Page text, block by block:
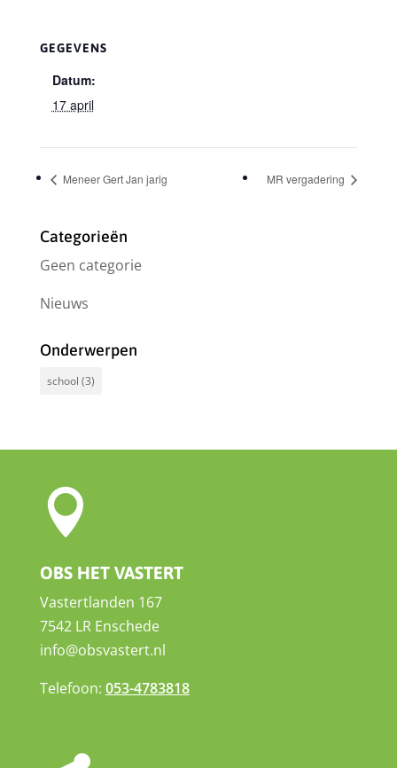
GEGEVENS
Datum:
17 april
Meneer Gert Jan jarig MR vergadering
Categorieën
Geen categorie
Nieuws
Onderwerpen
school (3)

OBS HET VASTERT
Vastertlanden 167
7542 LR Enschede
info@obsvastert.nl
Telefoon: 053-4783818